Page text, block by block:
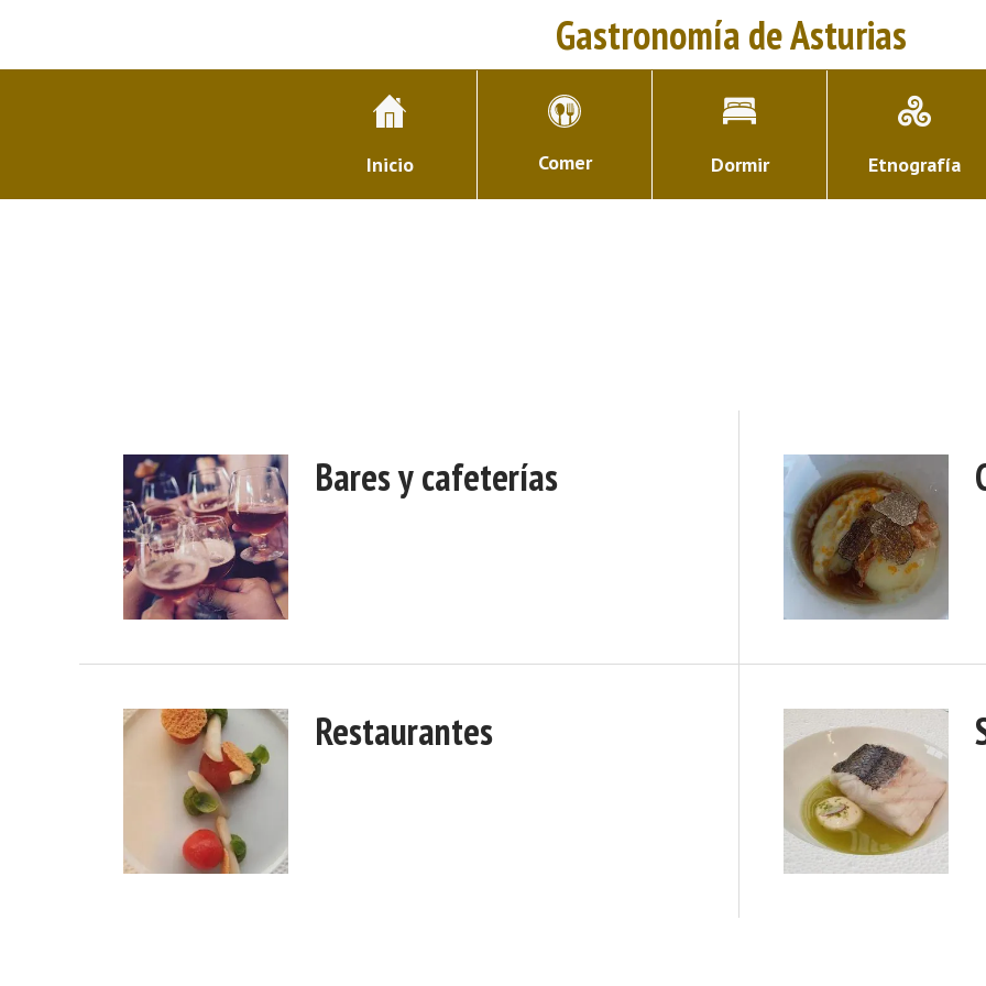
Gastronomía de Asturias
Inicio Comer Dormir Etnografía
Bares y cafeterías
Restaurantes